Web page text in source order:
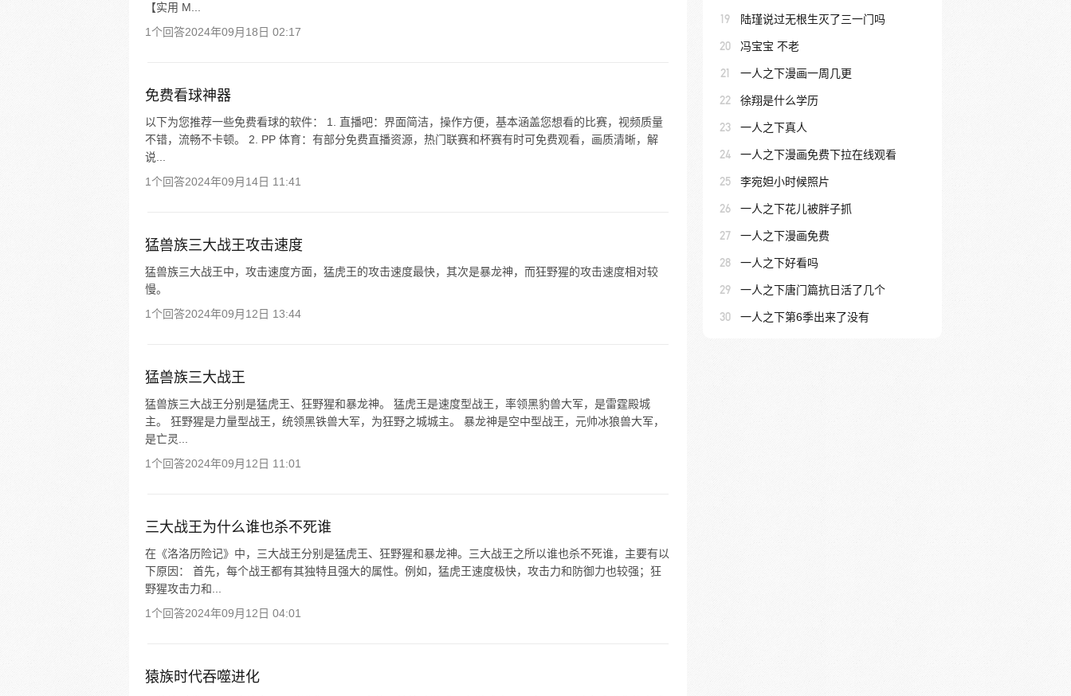
【实用 M...
1个回答2024年09月18日 02:17
免费看球神器
以下为您推荐一些免费看球的软件： 1. 直播吧：界面简洁，操作方便，基本涵盖您想看的比赛，视频质量
不错，流畅不卡顿。 2. PP 体育：有部分免费直播资源，热门联赛和杯赛有时可免费观看，画质清晰，解
说...
1个回答2024年09月14日 11:41
猛兽族三大战王攻击速度
猛兽族三大战王中，攻击速度方面，猛虎王的攻击速度最快，其次是暴龙神，而狂野猩的攻击速度相对较
慢。
1个回答2024年09月12日 13:44
猛兽族三大战王
猛兽族三大战王分别是猛虎王、狂野猩和暴龙神。 猛虎王是速度型战王，率领黑豹兽大军，是雷霆殿城
主。 狂野猩是力量型战王，统领黑铁兽大军，为狂野之城城主。 暴龙神是空中型战王，元帅冰狼兽大军，
是亡灵...
1个回答2024年09月12日 11:01
三大战王为什么谁也杀不死谁
在《洛洛历险记》中，三大战王分别是猛虎王、狂野猩和暴龙神。三大战王之所以谁也杀不死谁，主要有以
下原因： 首先，每个战王都有其独特且强大的属性。例如，猛虎王速度极快，攻击力和防御力也较强；狂
野猩攻击力和...
1个回答2024年09月12日 04:01
猿族时代吞噬进化
19 陆瑾说过无根生灭了三一门吗
20 冯宝宝 不老
21 一人之下漫画一周几更
22 徐翔是什么学历
23 一人之下真人
24 一人之下漫画免费下拉在线观看
25 李宛妲小时候照片
26 一人之下花儿被胖子抓
27 一人之下漫画免费
28 一人之下好看吗
29 一人之下唐门篇抗日活了几个
30 一人之下第6季出来了没有